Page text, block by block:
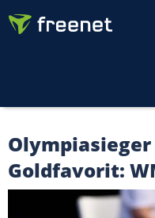
Goldfavorit: